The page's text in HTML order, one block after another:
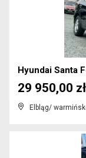
Hyundai Santa
Elbląg/
29 950,00 zł